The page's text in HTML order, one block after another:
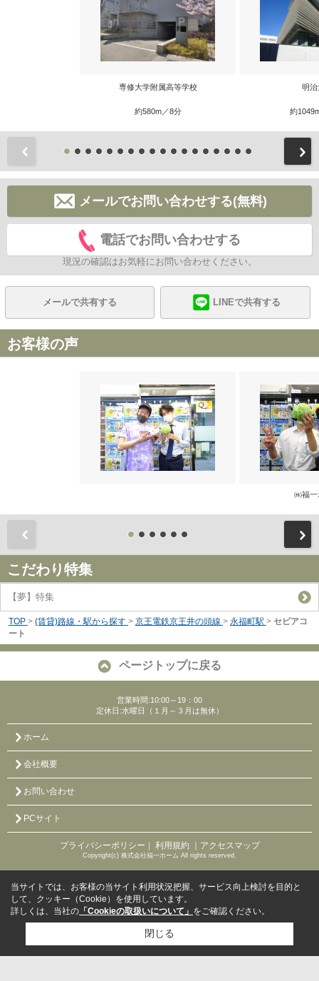
専修大学附属高等学校
約580m／8分
明治
約
メールでお問い合わせする(無料)
電話でお問い合わせする
現況の確認はお気軽にお問い合わせください。
メールで共有する LINEで共有する
お客様の声
㈱福一
こだわり特集
【夢】特集
TOP > (賃貸)路線・駅から探す > 京王電鉄京王井の頭線 > 永福町駅 > セピアコ
ート
ページトップに戻る
営業時間:10:00～19：00
定休日:水曜日（１月～３月は無休）
ホーム
会社概要
お問い合わせ
PCサイト
プライバシーポリシー ｜ 利用規約 ｜アクセスマップ
Copyright(c) 株式会社福一ホーム All rights reserved.
当サイトでは、お客様の当サイト利用状況把握、サービス向上検討を目的と
して、クッキー（Cookie）を使用しています。
詳しくは、当社の 「Cookieの取扱いについて」 をご確認ください。
閉じる